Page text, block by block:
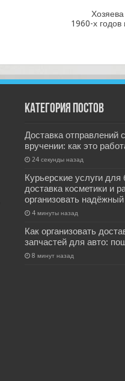
1960-х
Категория постов
Доставка отправлений
вручении: как это
24 секунды назад
Курьерские услуги для
доставка косметики и
организовать
4 минуты назад
Как организовать
запчастей для авто:
8 минут назад